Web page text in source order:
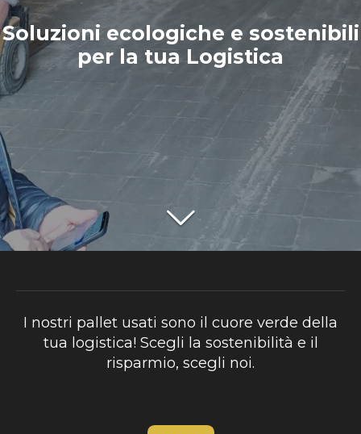
Soluzioni ecologiche e sostenibili
per la tua Logistica
I nostri pallet usati sono il cuore verde della
tua logistica! Scegli la sostenibilità e il
risparmio, scegli noi.